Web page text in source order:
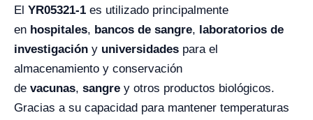
El YR05321-1 es utilizado principalmente
en hospitales, bancos de sangre, laboratorios de
investigación y universidades para el
almacenamiento y conservación
de vacunas, sangre y otros productos biológicos.
Gracias a su capacidad para mantener temperaturas